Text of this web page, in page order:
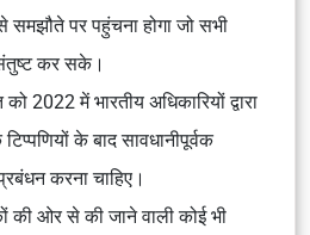
समझौते पर पहुंचना होगा जो सभी
कर सके।
2022 में भारतीय अधिकारियों द्वारा
के बाद सावधानीपूर्वक
करना चाहिए।
की ओर से की जाने वाली कोई भी